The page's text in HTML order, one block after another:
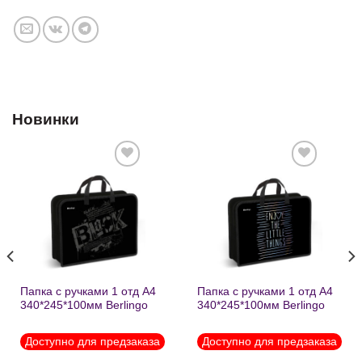
Новинки
Добавить
в список
желаний
Папка с ручками 1 отд А4
340*245*100мм Berlingo
молнии1246
Доступно для предзаказа
Добавить
в список
желаний
Папка с ручками 1 отд А4
340*245*100мм Berlingo
пластик на молнии 1215
Доступно для предзаказа